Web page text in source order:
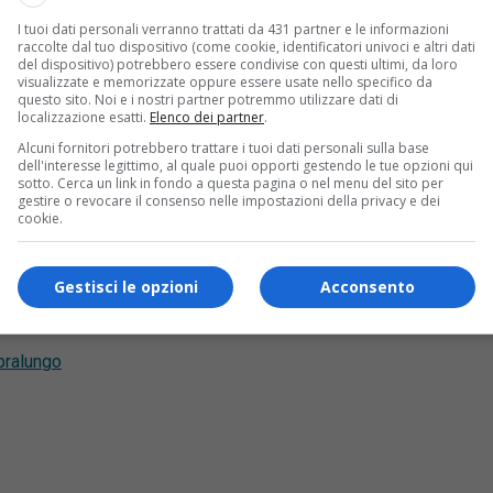
vicino a Biella, il funerale di Massimo Squizzato,
a contenere tutti coloro che hanno voluto essere
a Pralungo, ma un po’ in tutta la valle Cervo,
oltre che dai valligiani, anche dai molti turisti ed
la nostra
I tuoi dati personali verranno trattati da 431 partner e le informazioni
raccolte dal tuo dispositivo (come cookie, identificatori univoci e altri dati
del dispositivo) potrebbero essere condivise con questi ultimi, da loro
visualizzate e memorizzate oppure essere usate nello specifico da
questo sito. Noi e i nostri partner potremmo utilizzare dati di
localizzazione esatti. Elenco dei partner.
Alcuni fornitori potrebbero trattare i tuoi dati personali sulla base
dell'interesse legittimo, al quale puoi opporti gestendo le tue opzioni qui
sotto. Cerca un link in fondo a questa pagina o nel menu del sito per
gestire o revocare il consenso nelle impostazioni della privacy e dei
cookie.
Acconsento
Gestisci le opzioni